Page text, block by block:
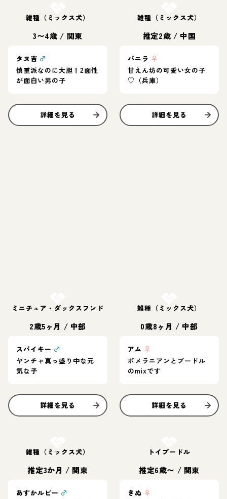
雑種（ミックス犬）
3〜4歳 / 関東
タヌ吉 ♂
慎重派なのに大胆！2面性
が面白い男の子
詳細を見る
雑種（ミックス犬）
推定2歳 / 中国
バニラ ♀
甘えん坊の可愛い女の子
♡（兵庫）
詳細を見る
ミニチュア・ダックスフンド
2歳5ヶ月 / 中部
スパイキー ♂
ヤンチャ真っ盛り中な元
気な子
詳細を見る
雑種（ミックス犬）
0歳8ヶ月 / 中部
アム ♀
ポメラニアンとプードル
のmixです
詳細を見る
雑種（ミックス犬）
推定3か月 / 関東
あすかルビー ♂
トイプードル
推定6歳〜 / 関東
きぬ ♀